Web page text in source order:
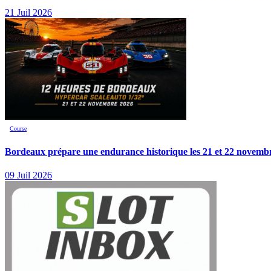
21 Juil 2026
Course
Bordeaux prépare une endurance historique les 21 et 22
09 Juil 2026